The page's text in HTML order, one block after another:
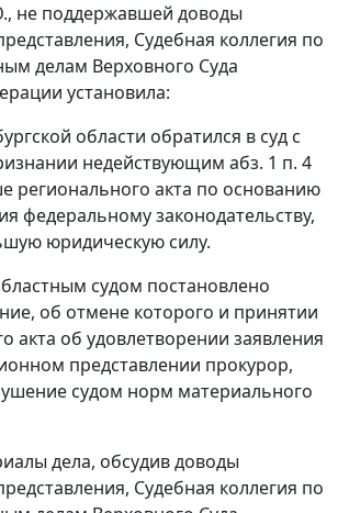
не поддержавшей доводы
Судебная коллегия по
делам Верховного Суда
установила:
области обратился в суд с
недействующим абз. 1 п. 4
регионального акта по основанию
федеральному законодательству,
юридическую силу.
судом постановлено
об отмене которого и принятии
акта об удовлетворении заявления
представлении прокурор,
судом норм материального
дела, обсудив доводы
Судебная коллегия по